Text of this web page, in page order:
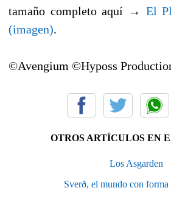
tamaño completo aquí → El
(imagen).
©Avengium ©Hyposs
OTROS ARTÍCULOS EN
Los Asgarden
Sverð, el mundo con forma